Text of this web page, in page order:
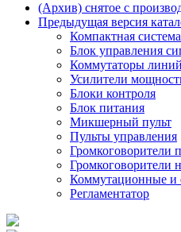
(Архив) снятое с
Предыдущая версия
Компактная
Блок управления
Коммутаторы линий
Усилители
Блоки контроля
Блок питания
Микшерный пульт
Пульты управления
Громкоговорители
Громкоговорители
Коммутационные и
Регламентатор